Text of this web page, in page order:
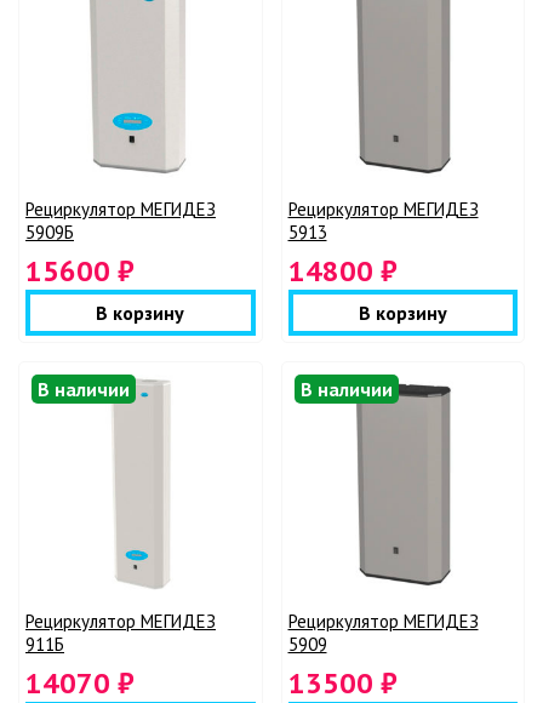
Рециркулятор МЕГИДЕЗ
5909Б
15600 ₽
В корзину
Рециркулятор МЕГИДЕЗ
5913
14800 ₽
В корзину
В наличии
Рециркулятор МЕГИДЕЗ
911Б
14070 ₽
В наличии
Рециркулятор МЕГИДЕЗ
5909
13500 ₽